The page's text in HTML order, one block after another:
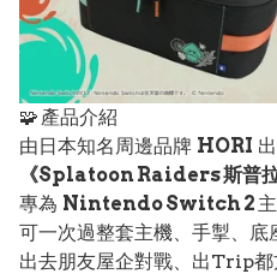
🧩 產品介紹
由日本知名周邊品牌 HORI
《Splatoon Raiders 斯普拉
專為 Nintendo Switch 2
可一次過整套主機、手掣、底
出去朋友屋企對戰、出Trip都